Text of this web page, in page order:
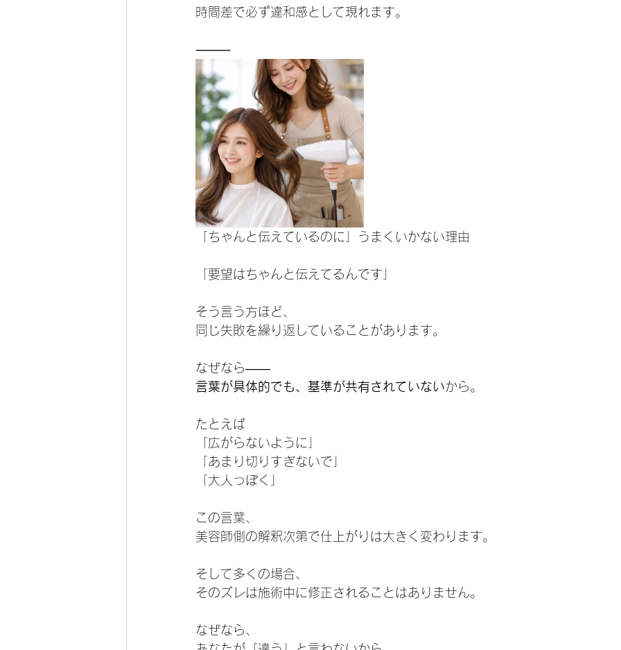
時間差で必ず違和感として現れます。
⸻
「ちゃんと伝えているのに」うまくいかない理由
「要望はちゃんと伝えてるんです」
そう言う方ほど、
同じ失敗を繰り返していることがあります。
なぜなら——
言葉が具体的でも、基準が共有されていないから。
たとえば
「広がらないように」
「あまり切りすぎないで」
「大人っぽく」
この言葉、
美容師側の解釈次第で仕上がりは大きく変わります。
そして多くの場合、
そのズレは施術中に修正されることはありません。
なぜなら、